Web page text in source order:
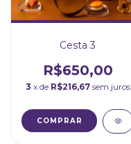
Cesta 3
R$650,00
3 x de R$216,67 sem juros